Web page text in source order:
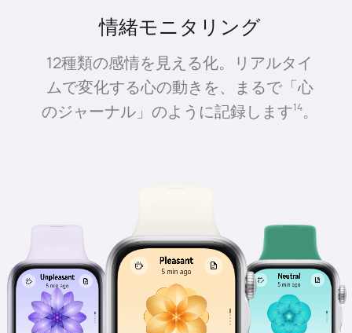
情緒モニタリング
12種類の感情を見える化。リアルタイ
ムで変化する心の動きを、まるで「心
のジャーナル」のように記録します⁠14。
エクササイズ